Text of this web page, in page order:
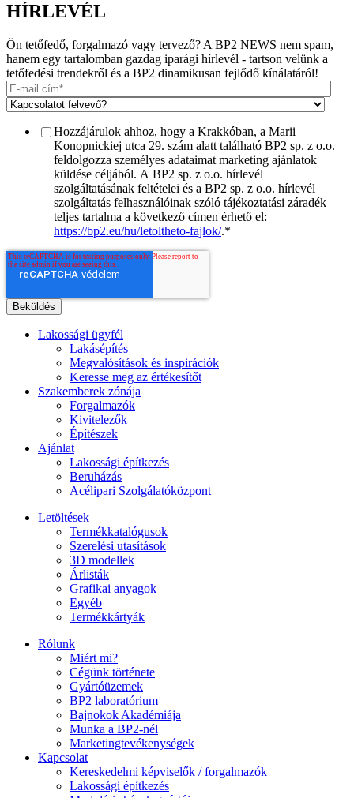
HÍRLEVÉL
Ön tetőfedő, forgalmazó vagy tervező? A BP2 NEWS nem spam,
hanem egy tartalomban gazdag iparági hírlevél - tartson velünk a
tetőfedési trendekről és a BP2 dinamikusan fejlődő kínálatáról!
Hozzájárulok ahhoz, hogy a Krakkóban, a Marii
Konopnickiej utca 29. szám alatt található BP2 sp. z o.o.
feldolgozza személyes adataimat marketing ajánlatok
küldése céljából. A BP2 sp. z o.o. hírlevél
szolgáltatásának feltételei és a BP2 sp. z o.o. hírlevél
szolgáltatás felhasználóinak szóló tájékoztatási záradék
teljes tartalma a következő címen érhető el:
https://bp2.eu/hu/letoltheto-fajlok/.*
Lakossági ügyfél
Lakásépítés
Megvalósítások és inspirációk
Keresse meg az értékesítőt
Szakemberek zónája
Forgalmazók
Kivitelezők
Építészek
Ajánlat
Lakossági építkezés
Beruházás
Acélipari Szolgálatóközpont
Letöltések
Termékkatalógusok
Szerelési utasítások
3D modellek
Árlisták
Grafikai anyagok
Egyéb
Termékkártyák
Rólunk
Miért mi?
Cégünk története
Gyártóüzemek
BP2 laboratórium
Bajnokok Akadémiája
Munka a BP2-nél
Marketingtevékenységek
Kapcsolat
Kereskedelmi képviselők / forgalmazók
Lakossági építkezés